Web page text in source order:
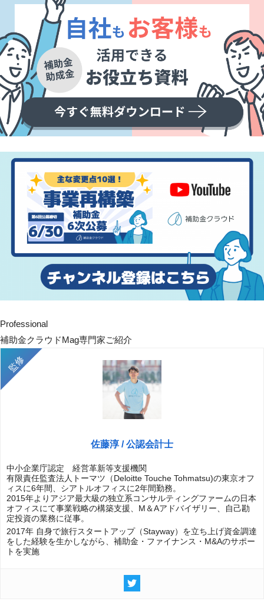
Professional
補助金クラウドMag専門家ご紹介
佐藤淳 / 公認会計士
中小企業庁認定 経営革新等支援機関
有限責任監査法人トーマツ（Deloitte Touche Tohmatsu)の東京オフ
ィスに6年間、シアトルオフィスに2年間勤務。
2015年よりアジア最大級の独立系コンサルティングファームの日本
オフィスにて事業戦略の構築支援、M＆Aアドバイザリー、自己勘
定投資の業務に従事。
2017年 自身で旅行スタートアップ（Stayway）を立ち上げ資金調達
をした経験を生かしながら、補助金・ファイナンス・M&Aのサポー
トを実施